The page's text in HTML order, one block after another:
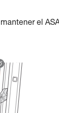
el